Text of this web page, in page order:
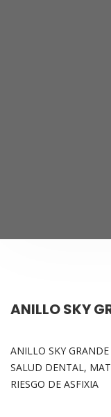
ANILLO SKY
ANILLO SKY
SALUD DENTAL,
RIESGO DE ASFIXIA